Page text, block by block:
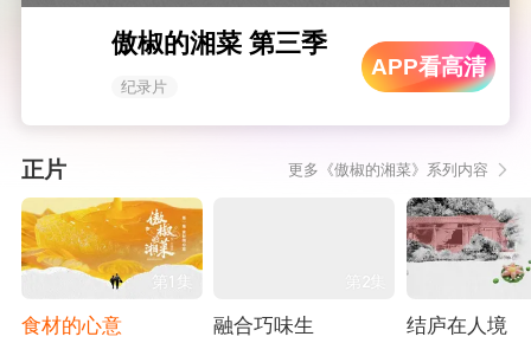
傲椒的湘菜 第三季
纪录片
APP看高清
正片 更多《傲椒的湘菜》系列内容
第1集
食材的心意
第2集
融合巧味生 结庐在人境